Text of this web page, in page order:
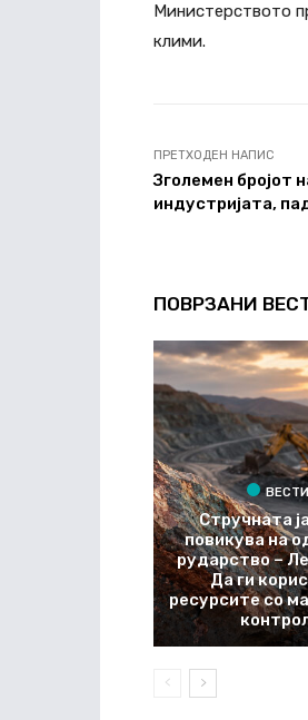
Министерството
клими.
ПРЕТХОДЕН НАПИС
Зголемен бројот
индустријатa,
ПОВРЗАНИ
ВЕСТИ
Стручната
повикува на
рударство –
Да ги
ресурсите со